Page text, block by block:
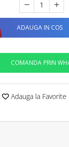
Nubia
ADAUGA IN COS
COMANDA PRIN
Adauga la Favorite